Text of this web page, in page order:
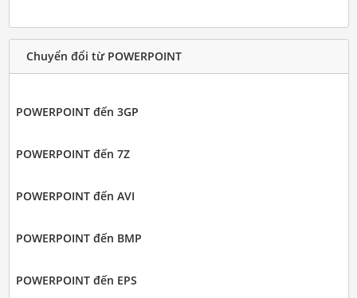
Chuyển đổi từ POWERPOINT
POWERPOINT đến 3GP
POWERPOINT đến 7Z
POWERPOINT đến AVI
POWERPOINT đến BMP
POWERPOINT đến EPS